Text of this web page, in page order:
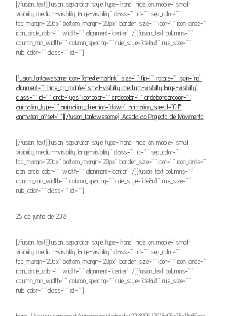
[/fusion_text][fusion_separator style_type=”none” hide_on_mobile=”small-
visibility,medium-visibility,large-visibility” class=”” id=”” sep_color=””
top_margin=”20px” bottom_margin=”20px” border_size=”” icon=”” icon_circle=””
icon_circle_color=”” width=”” alignment=”center” /][fusion_text columns=””
column_min_width=”” column_spacing=”” rule_style=”default” rule_size=””
rule_color=”” class=”” id=””]
[fusion_fontawesome icon=”fa-external-link” size=”” flip=”” rotate=”” spin=”no”
alignment=”” hide_on_mobile=”small-visibility,medium-visibility,large-visibility”
class=”” id=”” circle=”yes” iconcolor=”” circlecolor=”” circlebordercolor=””
animation_type=”” animation_direction=”down” animation_speed=”0.1″
animation_offset=””][/fusion_fontawesome] Aceda ao Projecto de Movimento
[/fusion_text][fusion_separator style_type=”none” hide_on_mobile=”small-
visibility,medium-visibility,large-visibility” class=”” id=”” sep_color=””
top_margin=”20px” bottom_margin=”20px” border_size=”” icon=”” icon_circle=””
icon_circle_color=”” width=”” alignment=”center” /][fusion_text columns=””
column_min_width=”” column_spacing=”” rule_style=”default” rule_size=””
rule_color=”” class=”” id=””]
25 de junho de 2018
[/fusion_text][fusion_separator style_type=”none” hide_on_mobile=”small-
visibility,medium-visibility,large-visibility” class=”” id=”” sep_color=””
top_margin=”20px” bottom_margin=”20px” border_size=”” icon=”” icon_circle=””
icon_circle_color=”” width=”” alignment=”center” /][fusion_text columns=””
column_min_width=”” column_spacing=”” rule_style=”default” rule_size=””
rule_color=”” class=”” id=””]